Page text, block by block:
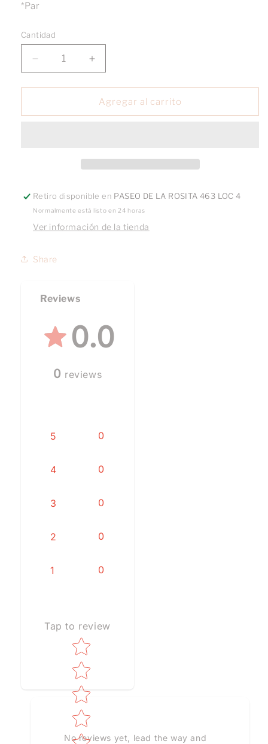
*Par
Cantidad
Reducir
cantidad
para
Mini
Aumentar
cantidad
para
Arracada
Mini
Agregar al carrito
Retiro disponible en PASEO DE LA ROSITA 463 LOC 4
Normalmente está listo en 24 horas
Ver información de la tienda
Share
Reviews
0.0
0 reviews
5 0
4 0
3 0
2 0
1 0
Tap to review
Star rating
No reviews yet, lead the way and